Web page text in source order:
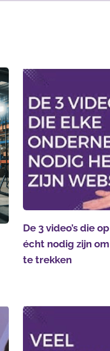
De 3 video’s die
écht nodig zijn
te trekken